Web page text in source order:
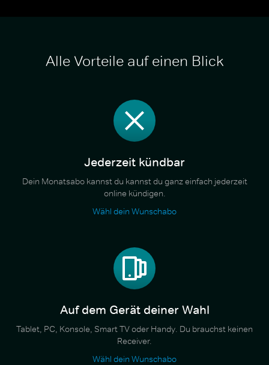
Alle Vorteile auf einen Blick
Jederzeit kündbar
Dein Monatsabo kannst du kannst du ganz einfach jederzeit
online kündigen.
Wähl dein Wunschabo
Auf dem Gerät deiner Wahl
Tablet, PC, Konsole, Smart TV oder Handy. Du brauchst keinen
Receiver.
Wähl dein Wunschabo